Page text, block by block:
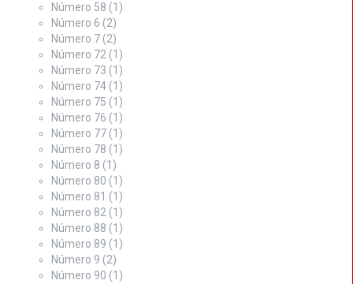
Número 58 (1)
Número 6 (2)
Número 7 (2)
Número 72 (1)
Número 73 (1)
Número 74 (1)
Número 75 (1)
Número 76 (1)
Número 77 (1)
Número 78 (1)
Número 8 (1)
Número 80 (1)
Número 81 (1)
Número 82 (1)
Número 88 (1)
Número 89 (1)
Número 9 (2)
Número 90 (1)